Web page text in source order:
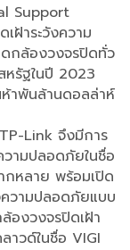
Support
ฝ้าระวังความ
กล้องวงจรปิดทั่ว
รัฐในปี 2023
าพันล้านดอลล่าห์
Link จึงมีการ
ามปลอดภัยในชื่อ
กหลาย พร้อมเปิด
วามปลอดภัยแบบ
องวงจรปิดเฝ้า
าวด์ในชื่อ VIGI